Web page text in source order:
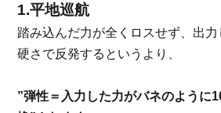
1.平地巡航
踏み込んだ力が全くロスせず、出
硬さで反発するというより、
”弾性＝入力した力がバネのように